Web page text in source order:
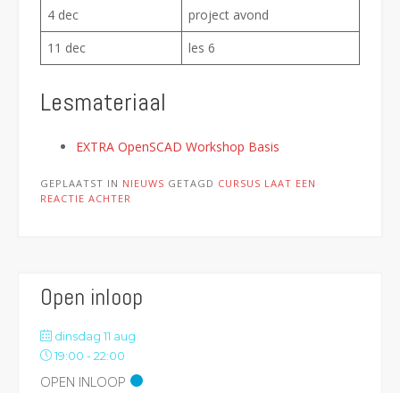
4 dec
project avond
11 dec
les 6
Lesmateriaal
EXTRA OpenSCAD Workshop Basis
GEPLAATST IN NIEUWS GETAGD CURSUS LAAT EEN
REACTIE ACHTER
Open inloop
dinsdag 11 aug
19:00 -22:00
OPEN INLOOP